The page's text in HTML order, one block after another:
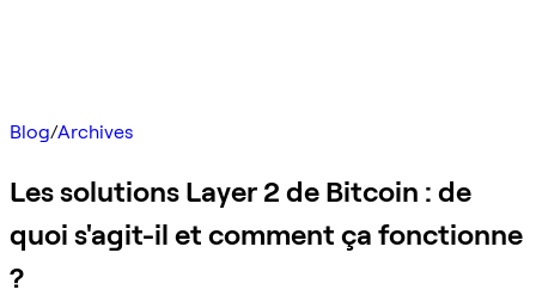
Blog/Archives
Les solutions Layer 2 de Bitcoin : de
quoi s'agit-il et comment ça fonctionne
?